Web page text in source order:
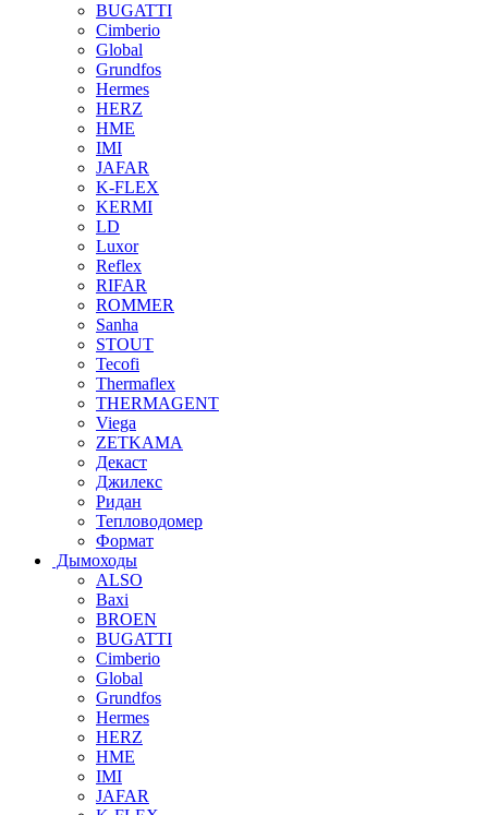
BUGATTI
Cimberio
Global
Grundfos
Hermes
HERZ
HME
IMI
JAFAR
K-FLEX
KERMI
LD
Luxor
Reflex
RIFAR
ROMMER
Sanha
STOUT
Tecofi
Thermaflex
THERMAGENT
Viega
ZETKAMA
Декаст
Джилекс
Ридан
Тепловодомер
Формат
Дымоходы
ALSO
Baxi
BROEN
BUGATTI
Cimberio
Global
Grundfos
Hermes
HERZ
HME
IMI
JAFAR